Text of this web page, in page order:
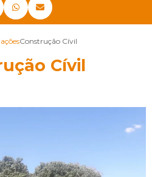
Construção Cívil
Cívil